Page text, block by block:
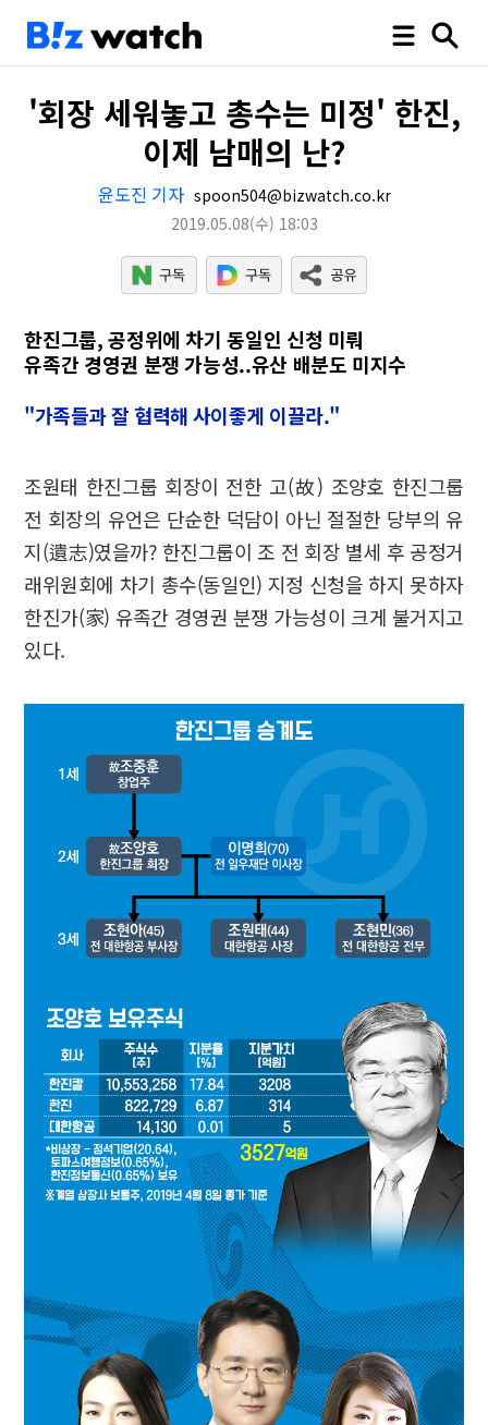
'회장 세워놓고 총수는 미정' 한진,
이제 남매의 난?
윤도진 기자 spoon504@bizwatch.co.kr
2019.05.08(수) 18:03
한진그룹, 공정위에 차기 동일인 신청 미뤄
유족간 경영권 분쟁 가능성..유산 배분도 미지수
"가족들과 잘 협력해 사이좋게 이끌라."
조원태 한진그룹 회장이 전한 고(故) 조양호 한진그룹
전 회장의 유언은 단순한 덕담이 아닌 절절한 당부의 유
지(遺志)였을까? 한진그룹이 조 전 회장 별세 후 공정거
래위원회에 차기 총수(동일인) 지정 신청을 하지 못하자
한진가(家) 유족간 경영권 분쟁 가능성이 크게 불거지고
있다.